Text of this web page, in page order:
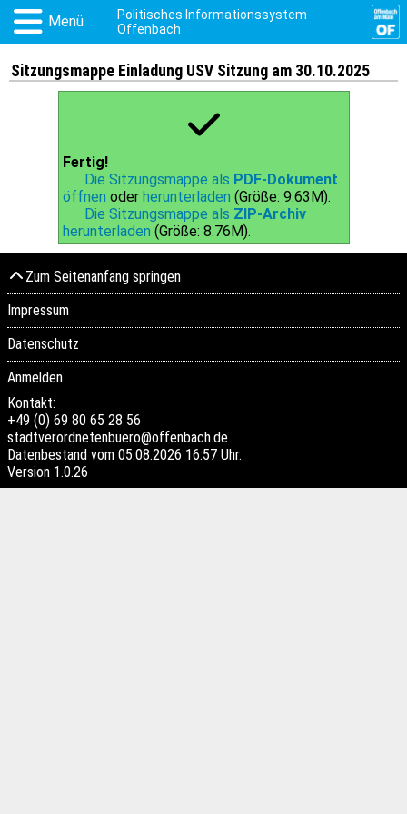
Menü
Politisches Informationssystem
Offenbach
Sitzungsmappe Einladung USV Sitzung am 30.10.2025
Fertig!
Die Sitzungsmappe als PDF-Dokument
öffnen oder herunterladen (Größe: 9.63M).
Die Sitzungsmappe als ZIP-Archiv
herunterladen (Größe: 8.76M).
Zum Seitenanfang springen
Impressum
Datenschutz
Anmelden
Kontakt:
+49 (0) 69 80 65 28 56
stadtverordnetenbuero@offenbach.de
Datenbestand vom 05.08.2026 16:57 Uhr.
Version 1.0.26